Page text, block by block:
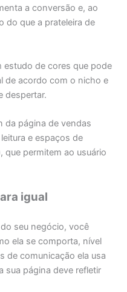
a conversão e, ao
do que a prateleira de
estudo de cores que pode
de acordo com o nicho e
despertar.
da página de vendas
e espaços de
que permitem ao usuário
igual
seu negócio, você
ela se comporta, nível
de comunicação ela usa
sua página deve refletir